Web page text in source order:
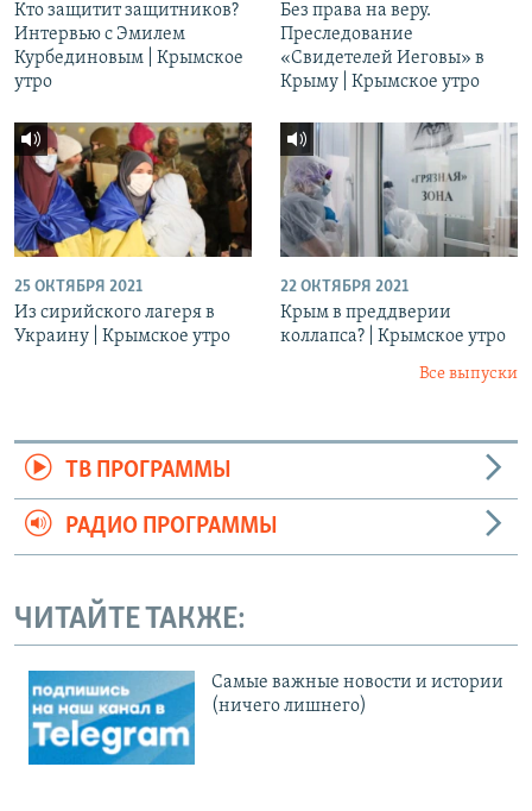
Кто защитит защитников?
Интервью с Эмилем
Курбединовым | Крымское
утро
Без права на веру.
Преследование
«Свидетелей Иеговы» в
Крыму | Крымское утро
25 ОКТЯБРЯ 2021
Из сирийского лагеря в
Украину | Крымское утро
22 ОКТЯБРЯ 2021
Крым в преддверии
коллапса? | Крымское утро
Все выпуски
ТВ ПРОГРАММЫ
РАДИО ПРОГРАММЫ
ЧИТАЙТЕ ТАКЖЕ:
Cамые важные новости и истории
(ничего лишнего)